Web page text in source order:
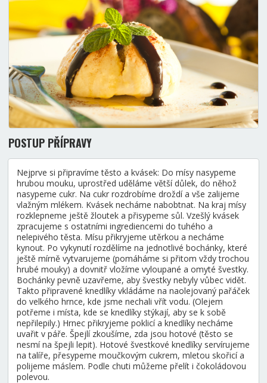
POSTUP PŘÍPRAVY
Nejprve si připravíme těsto a kvásek: Do mísy nasypeme
hrubou mouku, uprostřed uděláme větší důlek, do něhož
nasypeme cukr. Na cukr rozdrobíme droždí a vše zalijeme
vlažným mlékem. Kvásek necháme nabobtnat. Na kraj mísy
rozklepneme ještě žloutek a přisypeme sůl. Vzešlý kvásek
zpracujeme s ostatními ingrediencemi do tuhého a
nelepivého těsta. Mísu přikryjeme utěrkou a necháme
kynout. Po vykynutí rozdělíme na jednotlivé bochánky, které
ještě mírně vytvarujeme (pomáháme si přitom vždy trochou
hrubé mouky) a dovnitř vložíme vyloupané a omyté švestky.
Bochánky pevně uzavřeme, aby švestky nebyly vůbec vidět.
Takto připravené knedlíky vkládáme na naolejovaný pařáček
do velkého hrnce, kde jsme nechali vřít vodu. (Olejem
potřeme i místa, kde se knedlíky stýkají, aby se k sobě
nepřilepily.) Hrnec přikryjeme poklicí a knedlíky necháme
uvařit v páře. Špejlí zkoušíme, zda jsou hotové (těsto se
nesmí na špejli lepit). Hotové švestkové knedlíky servírujeme
na talíře, přesypeme moučkovým cukrem, mletou skořicí a
polijeme máslem. Podle chuti můžeme přelít i čokoládovou
polevou.